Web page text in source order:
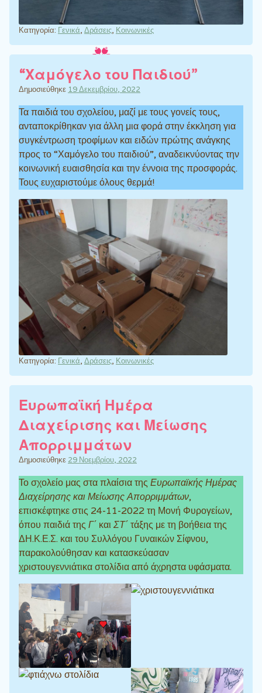
Κατηγορία: Γενικά, Δράσεις, Κοινωνικές
“Χαμόγελο του Παιδιού”
Δημοσιεύθηκε 19 Δεκεμβρίου, 2022
Τα παιδιά του σχολείου, μαζί με τους γονείς τους,
ανταποκρίθηκαν για άλλη μια φορά στην έκκληση για
συγκέντρωση τροφίμων και ειδών πρώτης ανάγκης
προς το “Χαμόγελο του παιδιού”, αναδεικνύοντας την
κοινωνική ευαισθησία και την έννοια της προσφοράς.
Τους ευχαριστούμε όλους θερμά!
Κατηγορία: Γενικά, Δράσεις, Κοινωνικές
Ευρωπαϊκή Ημέρα
Διαχείρισης και Μείωσης
Απορριμμάτων
Δημοσιεύθηκε 29 Νοεμβρίου, 2022
Το σχολείο μας στα πλαίσια της Ευρωπαϊκής Ημέρας
Διαχείρησης και Μείωσης Απορριμμάτων,
επισκέφτηκε στις 24-11-2022 τη Μονή Φυρογείων,
όπου παιδιά της Γ΄ και ΣΤ΄τάξης με τη βοήθεια της
ΔΗ.Κ.Ε.Σ. και του Συλλόγου Γυναικών Σίφνου,
παρακολούθησαν και κατασκεύασαν
χριστουγεννιάτικα στολίδια από άχρηστα υφάσματα.